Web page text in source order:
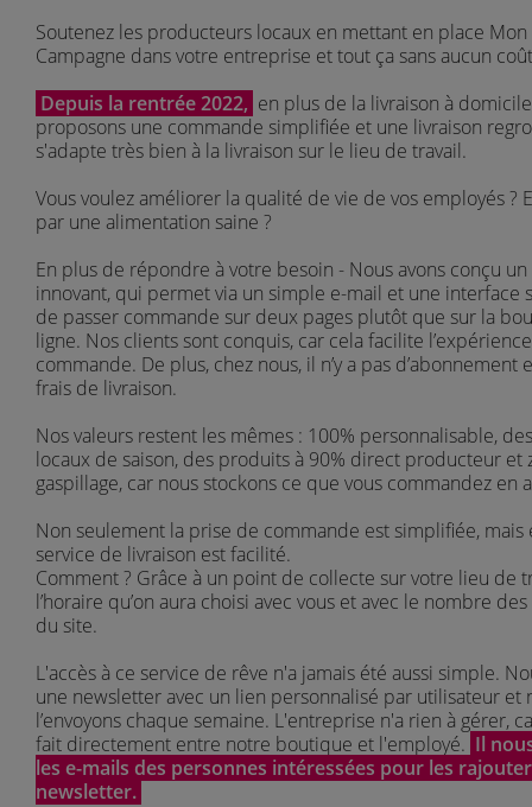
Soutenez les producteurs locaux en mettant en place
Campagne dans votre entreprise et tout ça sans aucun
Depuis la rentrée 2022, en plus de la livraison à
proposons une commande simplifiée et une livraison
s'adapte très bien à la livraison sur le lieu de travail.
Vous voulez améliorer la qualité de vie de vos employés ?
par une alimentation saine ?
En plus de répondre à votre besoin - Nous avons conçu
innovant, qui permet via un simple e-mail et une interface
de passer commande sur deux pages plutôt que sur la
ligne. Nos clients sont conquis, car cela facilite
commande. De plus, chez nous, il n’y a pas d’abonnement
frais de livraison.
Nos valeurs restent les mêmes : 100% personnalisable,
locaux de saison, des produits à 90% direct producteur et
gaspillage, car nous stockons ce que vous commandez en
Non seulement la prise de commande est simplifiée, mais
service de livraison est facilité.
Comment ? Grâce à un point de collecte sur votre lieu de
l’horaire qu’on aura choisi avec vous et avec le nombre
du site.
L'accès à ce service de rêve n'a jamais été aussi simple.
une newsletter avec un lien personnalisé par utilisateur et
l’envoyons chaque semaine. L'entreprise n'a rien à gérer,
fait directement entre notre boutique et l'employé. Il
les e-mails des personnes intéressées pour les
newsletter.